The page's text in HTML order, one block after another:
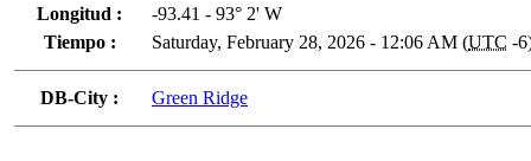
Longitud :
-93.41 - 93° 2' W
Tiempo :
Saturday, February 28, 2026 - 12:06 AM (UTC -
DB-City : Green Ridge